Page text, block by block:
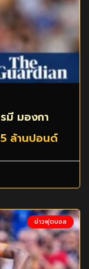
มี มองกา
ล้านปอนด์
ข่าวฟุตบอล